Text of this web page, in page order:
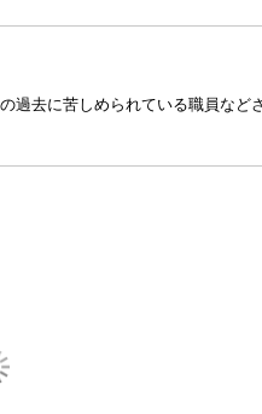
去に苦しめられている職員な